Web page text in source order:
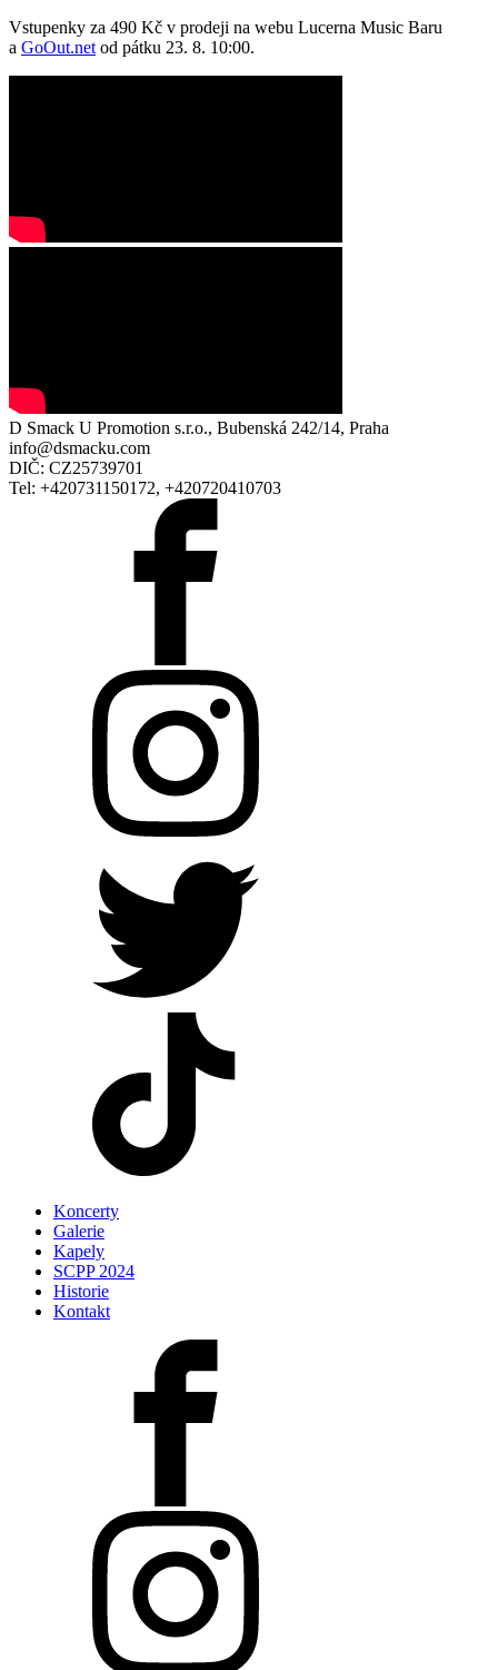
Vstupenky za 490 Kč v prodeji na webu Lucerna Music Baru
a GoOut.net od pátku 23. 8. 10:00.
D Smack U Promotion s.r.o., Bubenská 242/14, Praha
info@dsmacku.com
DIČ: CZ25739701
Tel: +420731150172, +420720410703
Koncerty
Galerie
Kapely
SCPP 2024
Historie
Kontakt